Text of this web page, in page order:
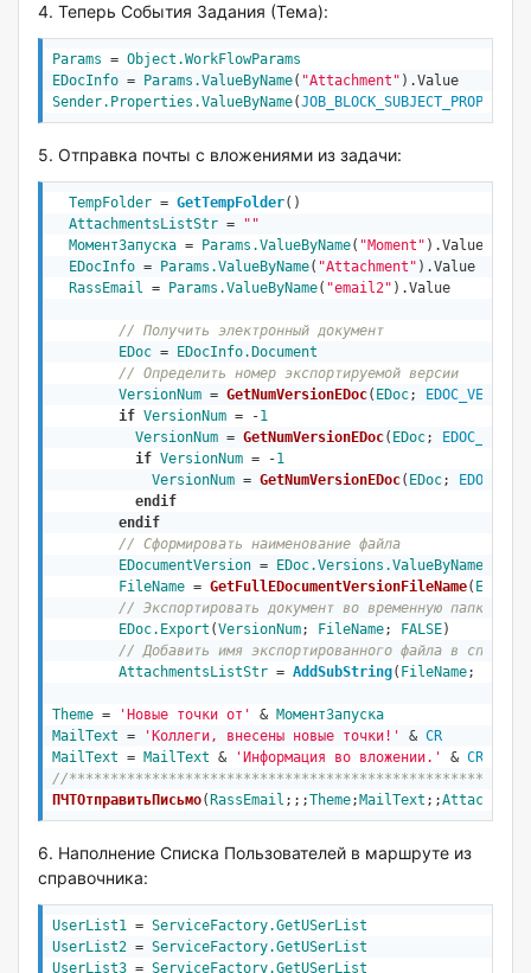
4. Теперь События Задания (Тема):
Params = Object .WorkFlowParams
EDocInfo = Params.ValueByName( "Attachment"
Sender.Properties.ValueByName(JOB_BLOCK_SUBJECT_PROPERTY
5. Отправка почты с вложениями из задачи:
TempFolder = GetTempFolder()
AttachmentsListStr =
""
МоментЗапуска = Params.ValueByName( "Moment" ).Value
EDocInfo = Params.ValueByName( "Attachment" ).Value
RassEmail = Params.ValueByName( "email2" ).Value
// Получить электронный документ
EDoc =
EDocInfo.Document
// Определить номер экспортируемой версии
VersionNum = GetNumVersionEDoc( EDoc;
if VersionNum = -1
VersionNum = GetNumVersionEDoc( EDoc;
if VersionNum = -1
VersionNum = GetNumVersionEDoc( EDoc;
endif
endif
// Сформировать наименование фaйла
EDocumentVersion = EDoc.Versions.ValueByName
FileName = GetFullEDocumentVersionFileName(
// Экспортировать документ во временную папку
EDoc.Export (VersionNum; FileName; FALSE)
// Добавить имя экспортированного файла в список
AttachmentsListStr = AddSubString( FileName;
Theme = 'Новые точки от' & МоментЗапуска
MailText = 'Коллеги, внесены новые точки!' & CR
MailText = MailText & 'Информация во вложении.' & CR
//
ПЧТОтправитьПисьмо( RassEmail ;;;Theme; MailText ;;
6. Наполнение Списка Пользователей в маршруте из
справочника:
UserList1 = ServiceFactory.GetUSerList
UserList2 = ServiceFactory.GetUSerList
UserList3 = ServiceFactory.GetUSerList